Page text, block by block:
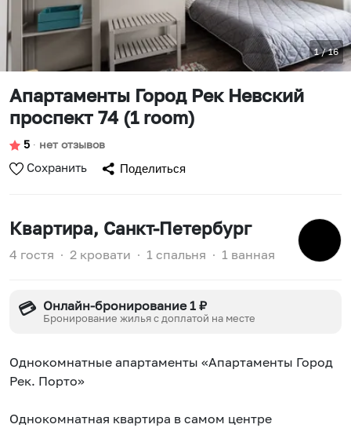
1/16
Апартаменты Город Рек Невский
проспект 74 (1 room)
5 ∙ нет отзывов
Сохранить Поделиться
Квартира, Санкт-Петербург
4 гостя ∙ 2 кровати ∙ 1 спальня ∙ 1 ванная
💳 Онлайн-бронирование 1 ₽
Бронирование жилья с доплатой на месте
Однокомнатные апартаменты «Апартаменты Город
Рек. Порто»
Однокомнатная квартира в самом центре